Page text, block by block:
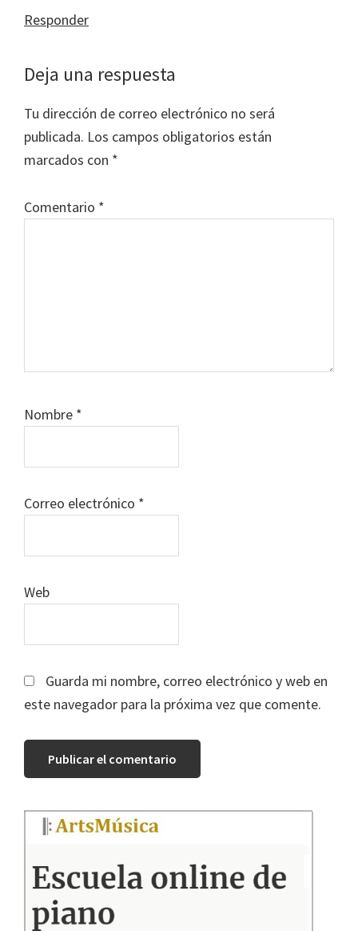
Responder
Deja una respuesta
Tu dirección de correo electrónico no será
publicada. Los campos obligatorios están
marcados con *
Comentario *
Nombre *
Correo electrónico *
Web
Guarda mi nombre, correo electrónico y web en
este navegador para la próxima vez que comente.
Barra
principal